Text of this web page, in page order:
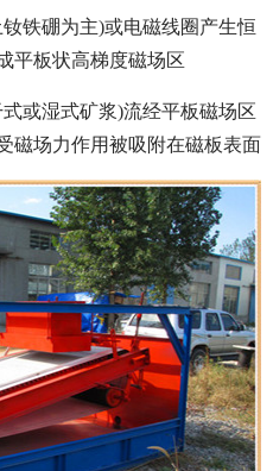
铁硼为主)或电磁线圈产生恒
平板状高梯度磁场区
或湿式矿浆)流经平板磁场区
磁场力作用被吸附在磁板表面